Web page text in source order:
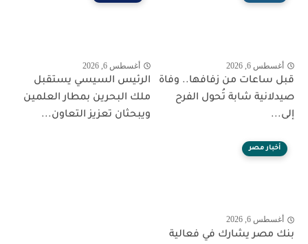
أغسطس 6, 2026
قبل ساعات من زفافها.. وفاة
صيدلانية شابة تُحول الفرح
إلى...
أغسطس 6, 2026
الرئيس السيسي يستقبل
ملك البحرين بمطار العلمين
ويبحثان تعزيز التعاون...
أخبار مصر
أغسطس 6, 2026
بنك مصر يشارك في فعالية